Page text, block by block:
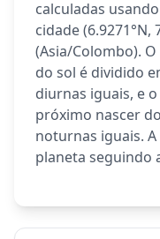
calculadas
cidade (6.9271°N,
(Asia/Colombo).
do sol é dividido
diurnas iguais, e
próximo nascer
noturnas iguais.
planeta seguindo